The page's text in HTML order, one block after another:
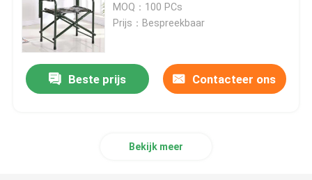
MOQ：100 PCs
Prijs：Bespreekbaar
Beste prijs Contacteer ons
Bekijk meer